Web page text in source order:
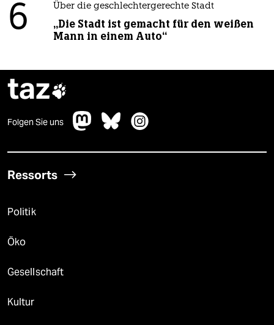
6 Über die geschlechtergerechte Stadt
„Die Stadt ist gemacht für den weißen
Mann in einem Auto“
taz
Folgen Sie uns
Ressorts
Politik
Öko
Gesellschaft
Kultur